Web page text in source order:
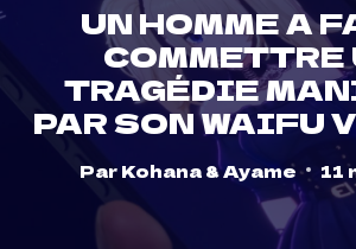
UN HOMME A
COMMETTRE
TRAGÉDIE
PAR SON WAIFU
ParKohana & Ayame 11